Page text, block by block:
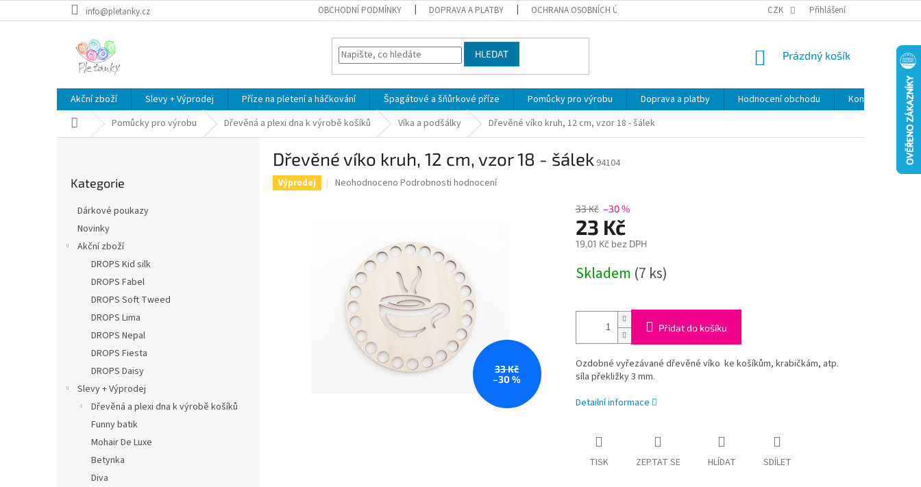
na
info@pletanky.cz OBCHODNÍ PODMÍNKY DOPRAVA A PLATBY OCHRANA OSOBNÍCH ÚDAJŮ CZK Přihlášení
HLEDAT
NÁKUPNÍ
Prázdný košík
Akční zboží Slevy + Výprodej Příze na pletení a háčkování Špagátové a šňůrkové příze Pomůcky pro výrobu Doprava a platby Hodnocení obchodu Kontakty
Domů Pomůcky pro výrobu Dřevěná a plexi dna k výrobě košíků Víka a podšálky Dřevěné víko kruh, 12 cm, vzor 18 - šálek
kategorie
Kategorie
Dárkové poukazy
Novinky
Akční zboží
DROPS Kid silk
DROPS Fabel
DROPS Soft Tweed
DROPS Lima
DROPS Nepal
DROPS Fiesta
DROPS Daisy
Slevy + Výprodej
Dřevěná a plexi dna k výrobě košíků
Funny batik
Mohair De Luxe
Betynka
Diva
Dřevěné víko kruh, 12 cm, vzor 18 - šálek 94104
Výprodej
Průměrné
hvězdiček.
Neohodnoceno Podrobnosti hodnocení
33 Kč
–30 %
33 Kč –30 %
23 Kč
19,01 Kč bez DPH
cena:
Skladem (7 ks)
Přidat do košíku
Ozdobné vyřezávané dřevěné víko ke košíkům, krabičkám, atp.
síla překližky 3 mm.
Detailní informace
TISK ZEPTAT SE HLÍDAT SDÍLET